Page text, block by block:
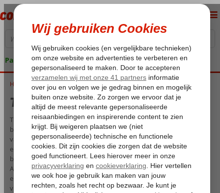
Pakketgarantie
Home Thailand met kinderen
Thailand met kinderen
Thailand is door de prachtige cultuur, fraaie natuur en diverse
bezienswaardigheden natuurlijk een geweldige
vakantiebestemming... Maar wist je dat Thailand met kinderen ook
een uitstekende optie is? Tijdens een gezinsvakantie Thailand kan je
bijvoorbeeld gezamenlijk op avontuur bij de honderden ruïnes van
Ayutthaya, cultuursnuiven op de wereldberoemde drijvende markt
en bij de vele tempels die dit indrukwekkende land telt of tropische
vissen spotten tijdens het snorkelen. Dit alles uiteraard onder het